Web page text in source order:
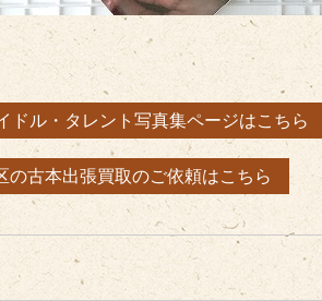
ドル・タレント写真集ページはこちら
の古本出張買取のご依頼はこちら